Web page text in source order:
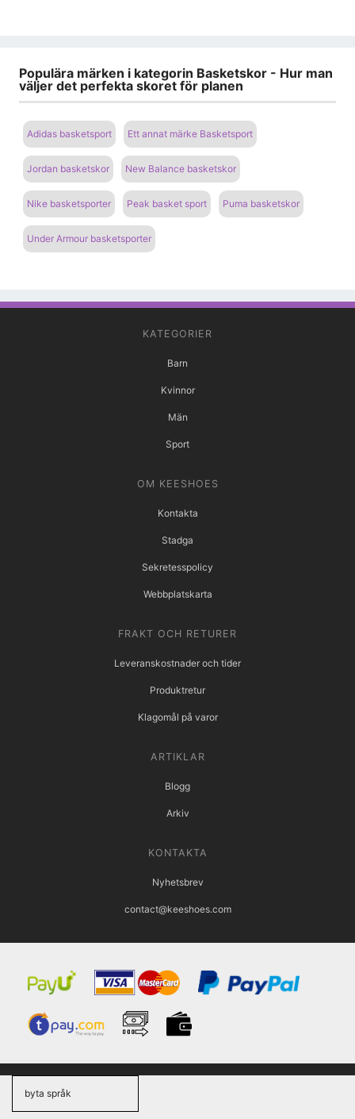
Populära märken i kategorin Basketskor - Hur man
väljer det perfekta skoret för planen
Adidas basketsport Ett annat märke Basketsport
Jordan basketskor New Balance basketskor
Nike basketsporter Peak basket sport Puma basketskor
Under Armour basketsporter
KATEGORIER
Barn
Kvinnor
Män
Sport
OM KEESHOES
Kontakta
Stadga
Sekretesspolicy
Webbplatskarta
FRAKT OCH RETURER
Leveranskostnader och tider
Produktretur
Klagomål på varor
ARTIKLAR
Blogg
Arkiv
KONTAKTA
Nyhetsbrev
contact@keeshoes.com
byta språk